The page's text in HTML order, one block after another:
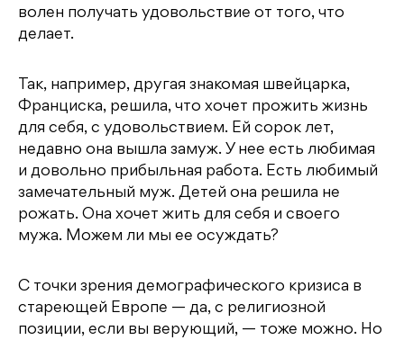
волен получать удовольствие от того, что
делает.
Так, например, другая знакомая швейцарка,
Франциска, решила, что хочет прожить жизнь
для себя, с удовольствием. Ей сорок лет,
недавно она вышла замуж. У нее есть любимая
и довольно прибыльная работа. Есть любимый
замечательный муж. Детей она решила не
рожать. Она хочет жить для себя и своего
мужа. Можем ли мы ее осуждать?
С точки зрения демографического кризиса в
стареющей Европе — да, с религиозной
позиции, если вы верующий, — тоже можно. Но